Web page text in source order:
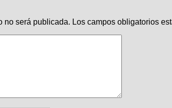
no será publicada. Los campos obligatorios